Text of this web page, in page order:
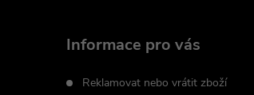
Informace pro vás
Reklamovat nebo vrátit zboží